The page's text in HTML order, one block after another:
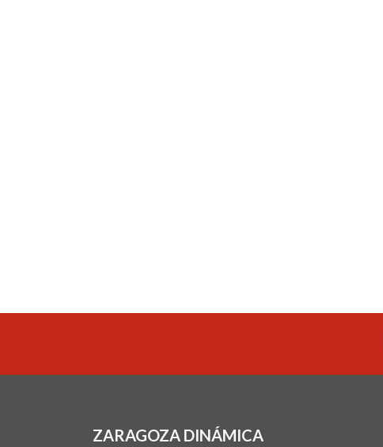
ZARAGOZA DINÁMICA